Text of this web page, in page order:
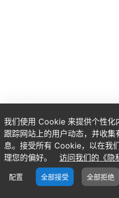
我们使用 Cookie 来提供个性化
跟踪网站上的用户动态，并收
息。接受所有 Cookie，以在我
理您的偏好。
访问我们的《隐
配置 全部接受 全部拒绝